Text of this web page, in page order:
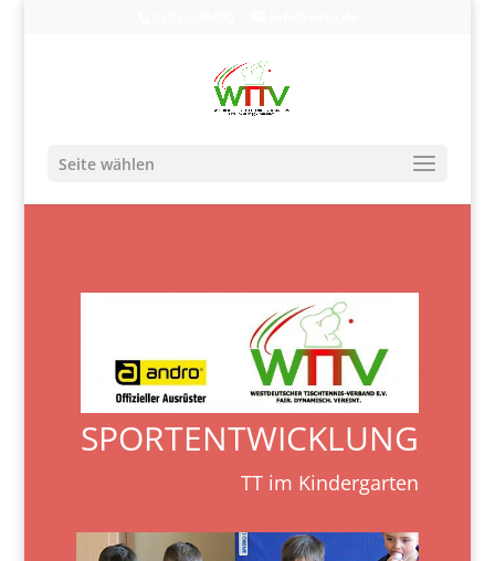
Seite wählen
SPORTENTWICKLUNG
TT im Kindergarten